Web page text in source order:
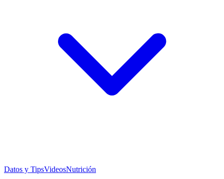
Datos y TipsVideosNutrición